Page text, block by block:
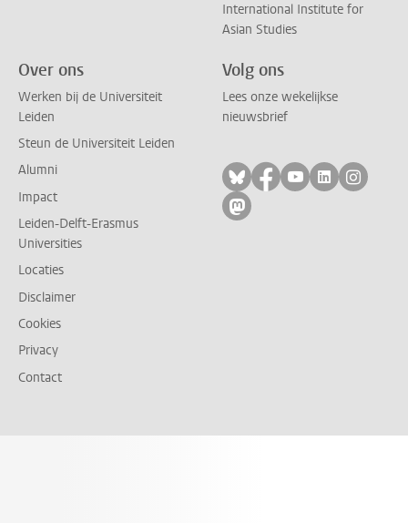
International Institute for
Asian Studies
Over ons
Werken bij de Universiteit
Leiden
Steun de Universiteit Leiden
Alumni
Impact
Leiden-Delft-Erasmus
Universities
Locaties
Disclaimer
Cookies
Privacy
Contact
Volg ons
Lees onze wekelijkse
nieuwsbrief
Volg ons op bluesky
Volg ons op
Volg ons op
Volg ons
Volg
Volg ons op mastodon